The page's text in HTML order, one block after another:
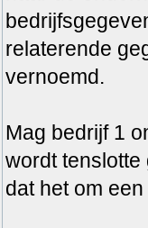
relaterende
vernoemd.
Mag bedrijf 1
wordt
dat het om